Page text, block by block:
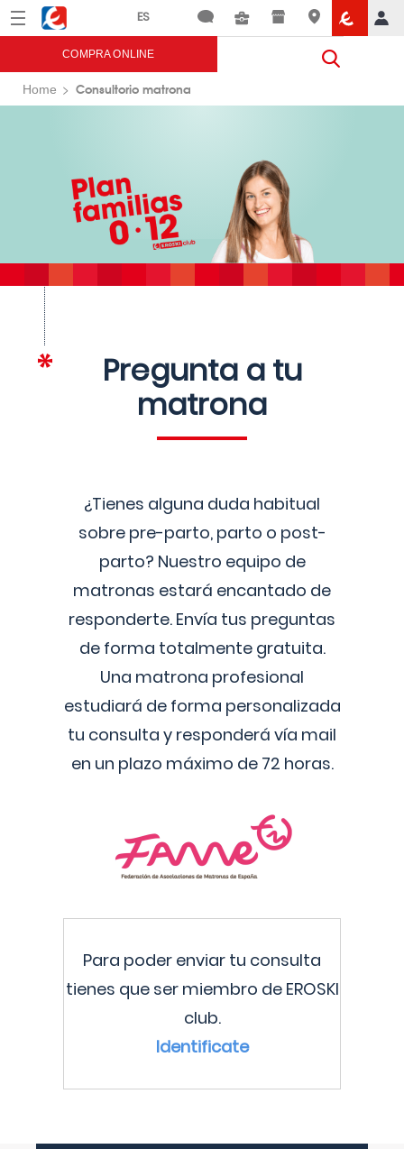
Menú Eroski
COMPRA ONLINE
Home Consultorio matrona
Pregunta a tu
matrona
¿Tienes alguna duda habitual
sobre pre-parto, parto o post-
parto? Nuestro equipo de
matronas estará encantado de
responderte. Envía tus preguntas
de forma totalmente gratuita.
Una matrona profesional
estudiará de forma personalizada
tu consulta y responderá vía mail
en un plazo máximo de 72 horas.
Para poder enviar tu consulta
tienes que ser miembro de EROSKI
club.
Identificate